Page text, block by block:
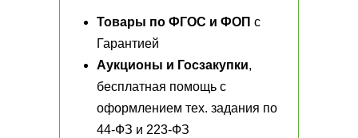
Товары по ФГОС и ФОП с
Гарантией
Аукционы и Госзакупки,
бесплатная помощь с
оформлением тех. задания по
44-ФЗ и 223-ФЗ